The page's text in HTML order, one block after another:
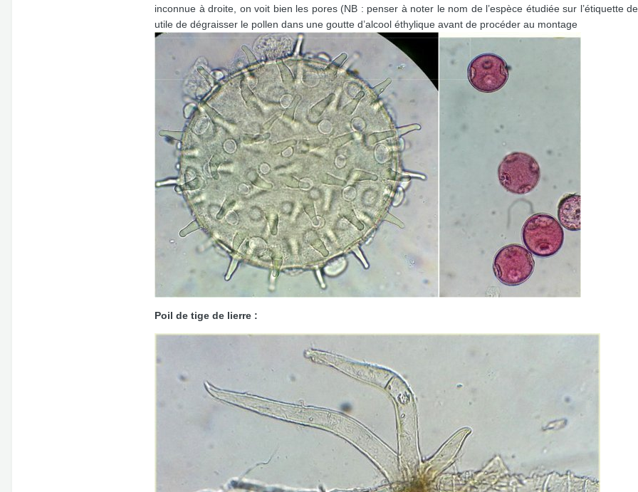
inconnue à droite, on voit bien les pores (NB : penser à noter le nom de l’espèce étudiée sur l’étiquette
utile de dégraisser le pollen dans une goutte d’alcool éthylique avant de procéder au montage
Poil de tige de lierre :